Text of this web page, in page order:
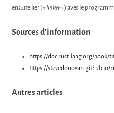
ensuite lier (« linker ») avec le
Sources d’information
https://doc.rust-lang.org/book/
https://stevedonovan.github.io/
Autres articles